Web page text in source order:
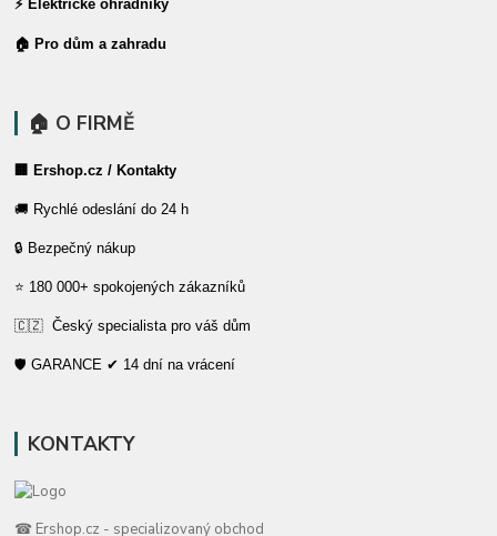
⚡ Elektrické ohradníky
🏠 Pro dům a zahradu
🏠 O FIRMĚ
🏢 Ershop.cz / Kontakty
🚚 Rychlé odeslání do 24 h
🔒 Bezpečný nákup
⭐ 180 000+ spokojených zákazníků
🇨🇿 Český specialista pro váš dům
🛡️ GARANCE ✔ 14 dní na vrácení
KONTAKTY
☎ Ershop.cz - specializovaný obchod